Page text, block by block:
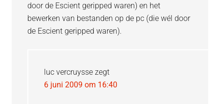
door de Escient geripped waren) en het
bewerken van bestanden op de pc (die wél door
de Escient geripped waren).
luc vercruysse zegt
6 juni 2009 om 16:40